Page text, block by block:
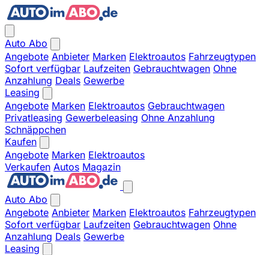
Auto Abo
Angebote Anbieter Marken Elektroautos Fahrzeugtypen
Sofort verfügbar Laufzeiten Gebrauchtwagen Ohne
Anzahlung Deals Gewerbe
Leasing
Angebote Marken Elektroautos Gebrauchtwagen
Privatleasing Gewerbeleasing Ohne Anzahlung
Schnäppchen
Kaufen
Angebote Marken Elektroautos
Verkaufen Autos Magazin
Auto Abo
Angebote Anbieter Marken Elektroautos Fahrzeugtypen
Sofort verfügbar Laufzeiten Gebrauchtwagen Ohne
Anzahlung Deals Gewerbe
Leasing